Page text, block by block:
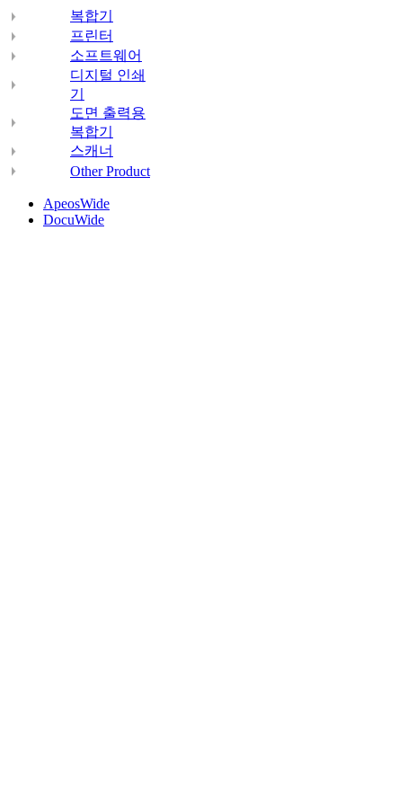
복합기
프린터
소프트웨어
디지털 인쇄
기
도면 출력용
복합기
스캐너
Other Product
ApeosWide
DocuWide